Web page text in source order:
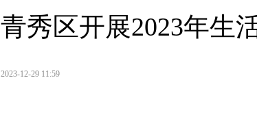
青秀区开展2023年生
2023-12-29 11:59